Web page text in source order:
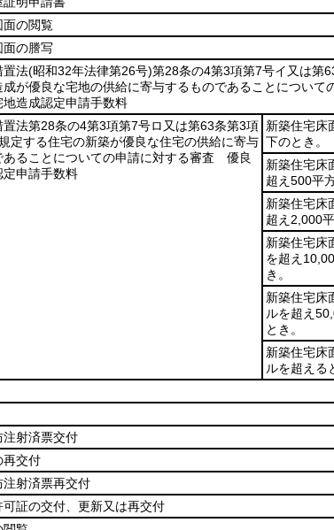
面の閲覧
面の謄写
置法(昭和32年法律第26号)第28条の4第3項第7号イ又は第
成が優良な宅地の供給に寄与するものであることについて
造成認定申請手数料
置法第28条の4第3項第7号ロ又は第63条第3項
定する住宅の新築が優良な住宅の供給に寄与
あることについての申請に対する審査 優良
定申請手数料
新築住宅床
下のとき。
新築住宅床
超え500平
新築住宅床
超え2,000
新築住宅床
を超え
き。
新築住宅床
ルを超え
とき。
新築住宅床
ルを超える
注射済票交付
再交付
注射済票再交付
可証の交付、更新又は再交付